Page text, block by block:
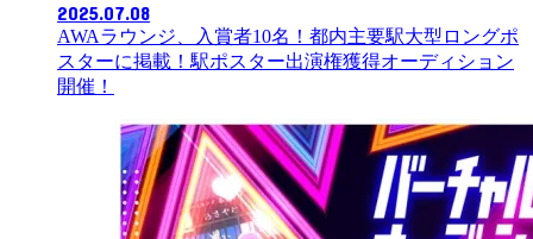
2025.07.08
AWAラウンジ、入賞者10名！都内主要駅大型ロングポ
スターに掲載！駅ポスター出演権獲得オーディション
開催！